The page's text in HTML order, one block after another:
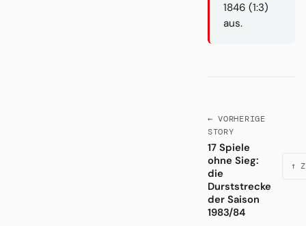
1846 (1:3)
aus.
← VORHERIGE
STORY
17 Spiele
ohne Sieg:
die
Durststrecke
der Saison
1983/84
↑